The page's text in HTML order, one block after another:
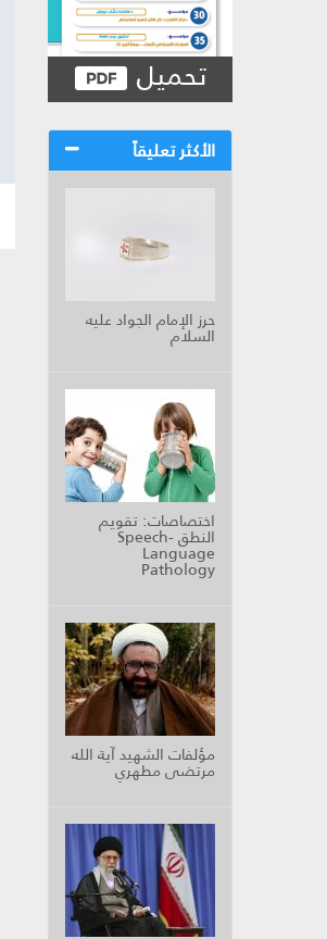
تحميل
الأكثر تعليقاً
حرز الإمام الجواد عليه
السلام
اختصاصات: تقويم
النطق Speech-
Language
Pathology
مؤلفات الشهيد آية الله
مرتضى مطهري